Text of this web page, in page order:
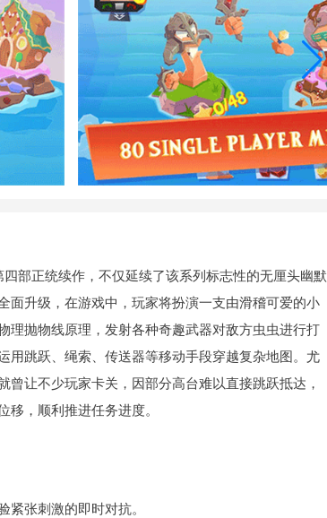
部正统续作，不仅延续了该系列标志性的无厘头幽默
面升级，在游戏中，玩家将扮演一支由滑稽可爱的小
理抛物线原理，发射各种奇趣武器对敌方虫虫进行打
用跳跃、绳索、传送器等移动手段穿越复杂地图。尤
让不少玩家卡关，因部分高台难以直接跳跃抵达，
，顺利推进任务进度。
张刺激的即时对抗。